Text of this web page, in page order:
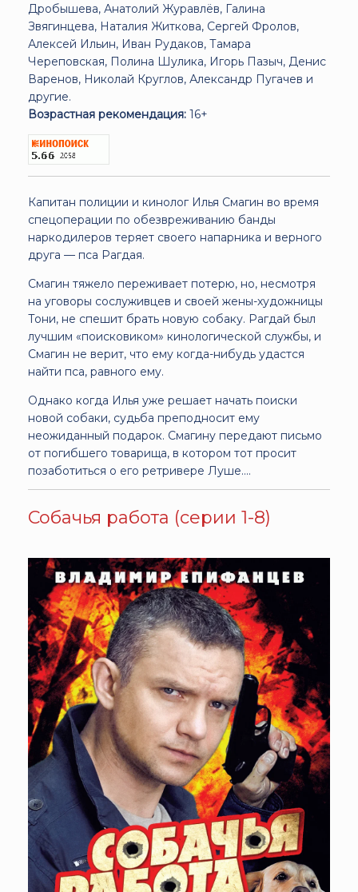
Дробышева, Анатолий Журавлёв, Галина
Звягинцева, Наталия Житкова, Сергей Фролов,
Алексей Ильин, Иван Рудаков, Тамара
Череповская, Полина Шулика, Игорь Пазыч, Денис
Варенов, Николай Круглов, Александр Пугачев и
другие.
Возрастная рекомендация: 16+
Капитан полиции и кинолог Илья Смагин во время
спецоперации по обезвреживанию банды
наркодилеров теряет своего напарника и верного
друга — пса Рагдая.
Смагин тяжело переживает потерю, но, несмотря
на уговоры сослуживцев и своей жены-художницы
Тони, не спешит брать новую собаку. Рагдай был
лучшим «поисковиком» кинологической службы, и
Смагин не верит, что ему когда-нибудь удастся
найти пса, равного ему.
Однако когда Илья уже решает начать поиски
новой собаки, судьба преподносит ему
неожиданный подарок. Смагину передают письмо
от погибшего товарища, в котором тот просит
позаботиться о его ретривере Луше....
Собачья работа (серии 1-8)